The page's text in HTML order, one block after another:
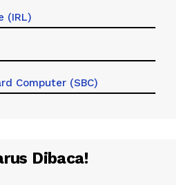
(IRL)
Computer (SBC)
Dibaca!